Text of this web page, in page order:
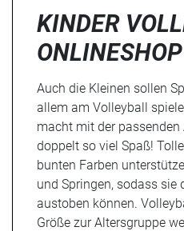
KINDER
ONLINESHOP
Auch die Kleinen sollen
allem am Volleyball
macht mit der
doppelt so viel Spaß!
bunten Farben
und Springen, sodass sie
austoben können.
Größe zur Altersgruppe